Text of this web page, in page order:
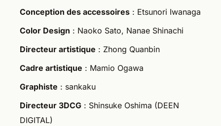
Conception des accessoires : Etsunori Iwanaga
Color Design : Naoko Sato, Nanae Shinachi
Directeur artistique : Zhong Quanbin
Cadre artistique : Mamio Ogawa
Graphiste : sankaku
Directeur 3DCG : Shinsuke Oshima (DEEN
DIGITAL)